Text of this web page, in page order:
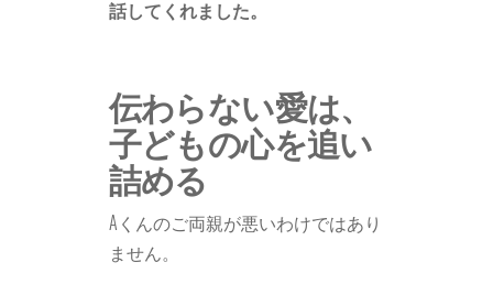
話してくれました。
伝わらない愛は、
子どもの心を追い
詰める
Aくんのご両親が悪いわけではあり
ません。